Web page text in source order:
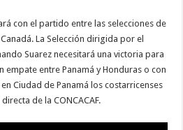
con el partido entre las selecciones de
La Selección dirigida por el
Suarez necesitará una victoria para
empate entre Panamá y Honduras o con
Ciudad de Panamá los costarricenses
de la CONCACAF.